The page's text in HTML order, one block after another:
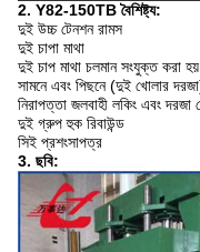
2. Y82-150TB বৈশিষ্ট্য:
দুই উচ্চ টেনশন রামস
দুই চাপা মাথা
দুই চাপ মাথা চলমান সংযুক্ত করা হয়
সামনে এবং পিছনে (দুই খোলার
নিরাপত্তা জলবাহী লকিং এবং দরজা
দুই গ্রুপ হুক রিবাউন্ড
সিই প্রশংসাপত্র
3. ছবি: